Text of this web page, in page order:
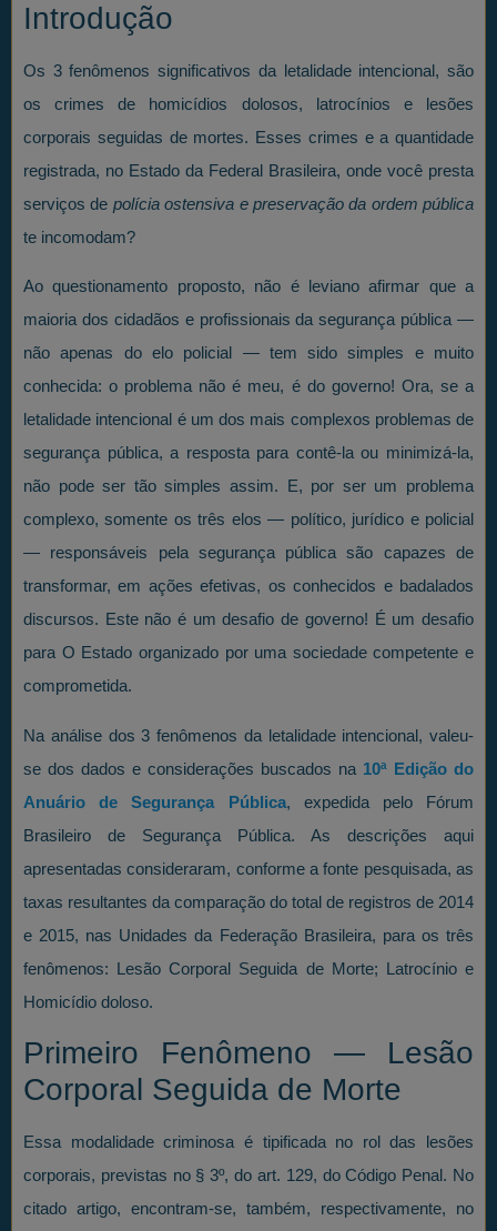
Introdução
Os 3 fenômenos significativos da letalidade intencional, são
os crimes de homicídios dolosos, latrocínios e lesões
corporais seguidas de mortes. Esses crimes e a quantidade
registrada, no Estado da Federal Brasileira, onde você presta
serviços de polícia ostensiva e preservação da ordem pública
te incomodam?
Ao questionamento proposto, não é leviano afirmar que a
maioria dos cidadãos e profissionais da segurança pública —
não apenas do elo policial — tem sido simples e muito
conhecida: o problema não é meu, é do governo! Ora, se a
letalidade intencional é um dos mais complexos problemas de
segurança pública, a resposta para contê-la ou minimizá-la,
não pode ser tão simples assim. E, por ser um problema
complexo, somente os três elos — político, jurídico e policial
— responsáveis pela segurança pública são capazes de
transformar, em ações efetivas, os conhecidos e badalados
discursos. Este não é um desafio de governo! É um desafio
para O Estado organizado por uma sociedade competente e
comprometida.
Na análise dos 3 fenômenos da letalidade intencional, valeu-
se dos dados e considerações buscados na 10ª Edição do
Anuário de Segurança Pública, expedida pelo Fórum
Brasileiro de Segurança Pública. As descrições aqui
apresentadas consideraram, conforme a fonte pesquisada, as
taxas resultantes da comparação do total de registros de 2014
e 2015, nas Unidades da Federação Brasileira, para os três
fenômenos: Lesão Corporal Seguida de Morte; Latrocínio e
Homicídio doloso.
Primeiro Fenômeno — Lesão
Corporal Seguida de Morte
Essa modalidade criminosa é tipificada no rol das lesões
corporais, previstas no § 3º, do art. 129, do Código Penal. No
citado artigo, encontram-se, também, respectivamente, no